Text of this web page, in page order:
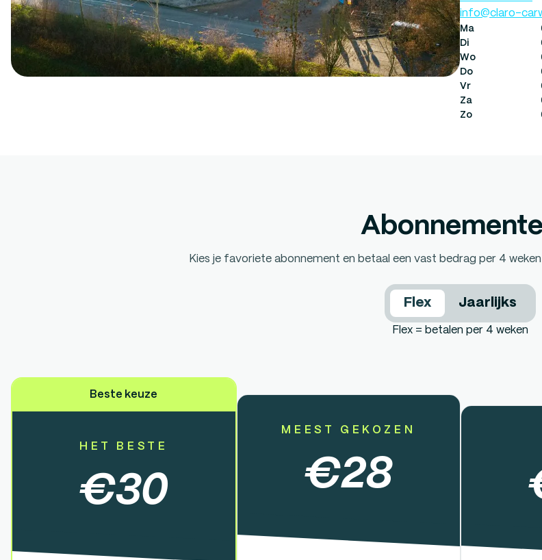
info@claro-
Ma
Di
Wo
Do
Vr
Za
Zo
Kies je favoriete abonnement en betaal een vast bedrag per 4
Flex Jaarlijks
Flex = betalen per 4 weken
Beste keuze
HET BESTE
€30
MEEST GEKOZEN
€28